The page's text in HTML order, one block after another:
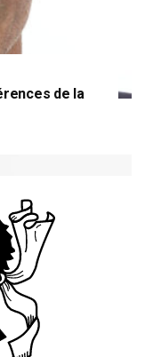
de la